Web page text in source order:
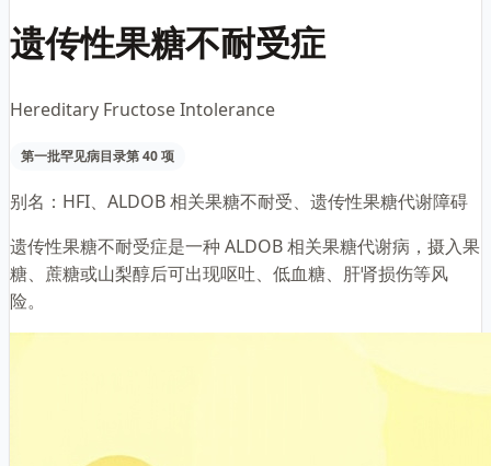
遗传性果糖不耐受症
Hereditary Fructose Intolerance
第一批罕见病目录第 40 项
别名： HFI、ALDOB 相关果糖不耐受、遗传性果糖代谢障碍
遗传性果糖不耐受症是一种 ALDOB 相关果糖代谢病，摄入果
糖、蔗糖或山梨醇后可出现呕吐、低血糖、肝肾损伤等风
险。